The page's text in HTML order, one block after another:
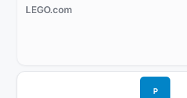
LEGO.com
P